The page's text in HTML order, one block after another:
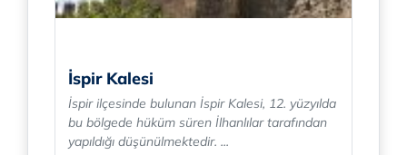
İspir Kalesi
İspir ilçesinde bulunan İspir Kalesi, 12. yüzyılda
bu bölgede hüküm süren İlhanlılar tarafından
yapıldığı düşünülmektedir. ...